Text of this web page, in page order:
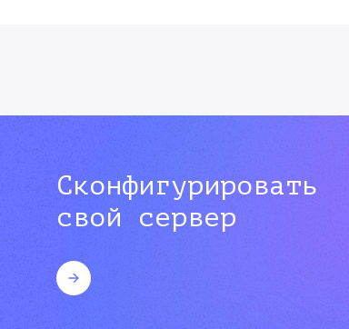
Сконфигурировать
свой сервер